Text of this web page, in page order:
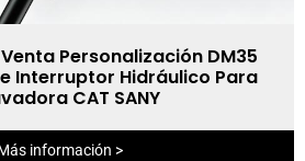
Venta Personalización DM35
Interruptor Hidráulico Para
CAT SANY
información >